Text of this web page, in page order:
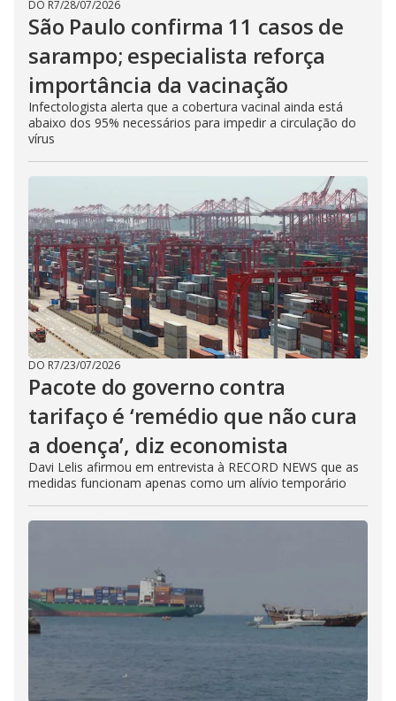
DO R7/28/07/2026
São Paulo confirma 11 casos de
sarampo; especialista reforça
importância da vacinação
Infectologista alerta que a cobertura vacinal ainda está
abaixo dos 95% necessários para impedir a circulação do
vírus
DO R7/23/07/2026
Pacote do governo contra
tarifaço é ‘remédio que não cura
a doença’, diz economista
Davi Lelis afirmou em entrevista à RECORD NEWS que as
medidas funcionam apenas como um alívio temporário